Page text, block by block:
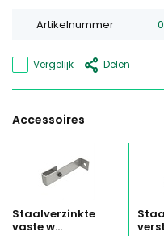
Artikelnummer
Vergelijk Delen
Accessoires
Staalverzinkte
vaste w...